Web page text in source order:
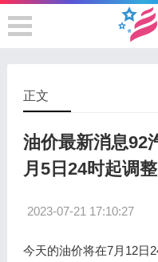
正文
油价最新消息92
月5日24时起调整
2023-07-21 17:10:27
今天的油价将在7月12日